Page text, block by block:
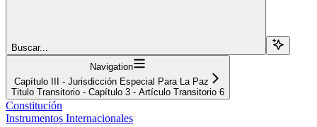
Buscar...
Navigation
Capítulo III - Jurisdicción Especial Para La Paz
Titulo Transitorio - Capítulo 3 - Artículo Transitorio 6
Constitución
Instrumentos Internacionales